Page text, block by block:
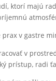
ktorí majú
prax v gastre
v
prístup, radi